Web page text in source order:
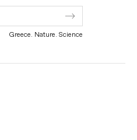
Greece. Nature. Science